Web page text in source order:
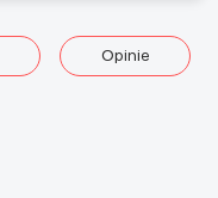
Opinie